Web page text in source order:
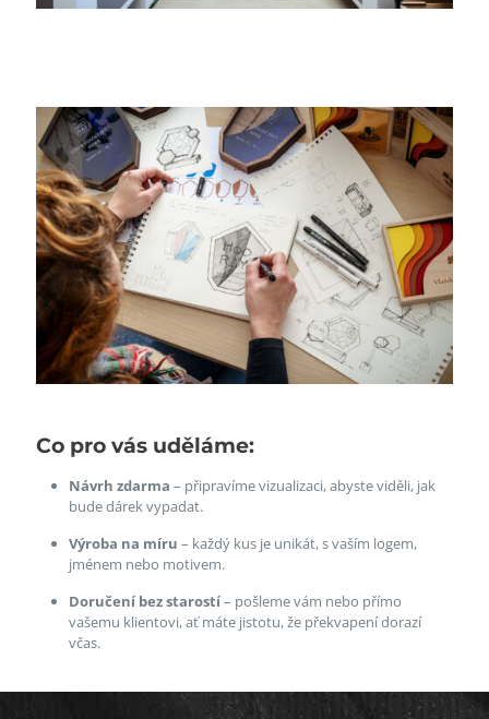
Co pro vás uděláme:
Návrh zdarma – připravíme vizualizaci, abyste viděli, jak
bude dárek vypadat.
Výroba na míru – každý kus je unikát, s vaším logem,
jménem nebo motivem.
Doručení bez starostí– pošleme vám nebo přímo
vašemu klientovi, ať máte jistotu, že překvapení dorazí
včas.